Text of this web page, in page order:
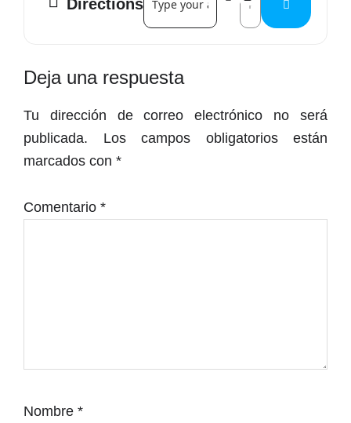
Directions
Interacciones
con
los
lectores
Deja una respuesta
Tu dirección de correo electrónico no será
publicada.
Los campos obligatorios están
marcados con *
Comentario *
Nombre *